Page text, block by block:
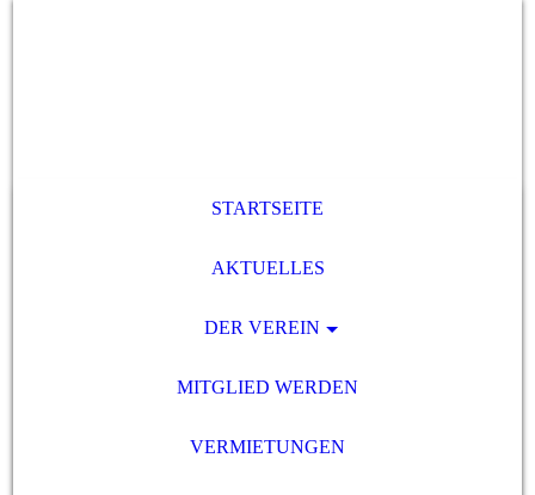
STARTSEITE
AKTUELLES
DER VEREIN
MITGLIED WERDEN
VERMIETUNGEN